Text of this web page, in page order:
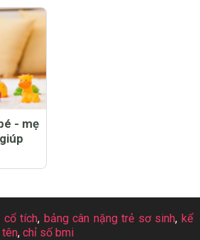
- mẹ
cổ tích, bảng cân nặng trẻ sơ sinh,kể
tên, chỉ số bmi